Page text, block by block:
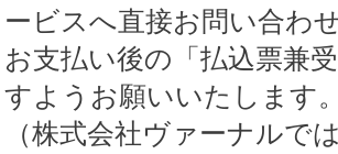
ービスへ直接お問い合わ
お支払い後の「払込票兼
すようお願いいたします
（株式会社ヴァーナルで